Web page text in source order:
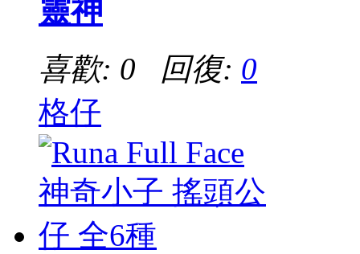
靈神
喜歡: 0 回復: 0
格仔